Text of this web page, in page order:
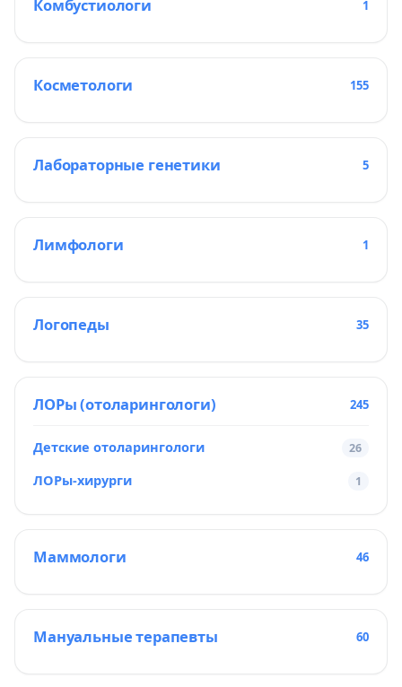
Комбустиологи 1
Косметологи 155
Лабораторные генетики 5
Лимфологи 1
Логопеды 35
ЛОРы (отоларингологи) 245
Детские отоларингологи 26
ЛОРы-хирурги 1
Маммологи 46
Мануальные терапевты 60